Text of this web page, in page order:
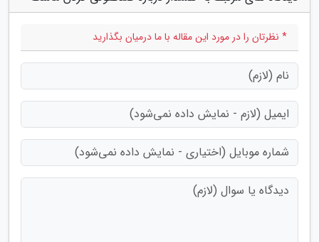
* نظرتان را در مورد این مقاله با ما درمیان بگذارید